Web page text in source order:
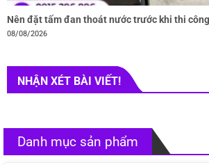
Nên đặt tấm đan thoát nước trước khi thi
08/08/2026
NHẬN XÉT BÀI VIẾT!
Danh mục sản phẩm